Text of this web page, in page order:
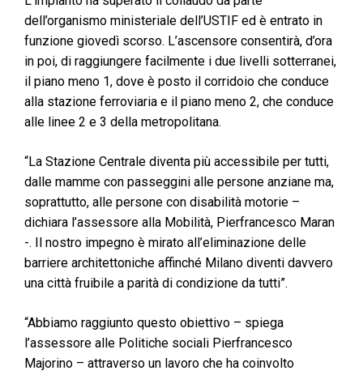
dell’organismo ministeriale dell’USTIF ed è entrato in
funzione giovedì scorso. L’ascensore consentirà, d’ora
in poi, di raggiungere facilmente i due livelli sotterranei,
il piano meno 1, dove è posto il corridoio che conduce
alla stazione ferroviaria e il piano meno 2, che conduce
alle linee 2 e 3 della metropolitana.
“La Stazione Centrale diventa più accessibile per tutti,
dalle mamme con passeggini alle persone anziane ma,
soprattutto, alle persone con disabilità motorie –
dichiara l’assessore alla Mobilità, Pierfrancesco Maran
-. Il nostro impegno è mirato all’eliminazione delle
barriere architettoniche affinché Milano diventi davvero
una città fruibile a parità di condizione da tutti”.
“Abbiamo raggiunto questo obiettivo – spiega
l’assessore alle Politiche sociali Pierfrancesco
Majorino – attraverso un lavoro che ha coinvolto